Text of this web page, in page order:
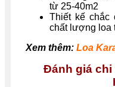
từ 25-40m2
Thiết kế chắc
chất lượng loa
Xem thêm: Loa
Đánh giá chi